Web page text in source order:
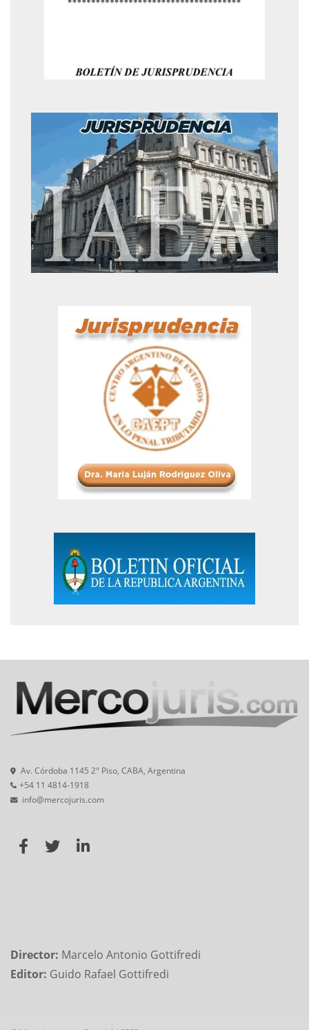
Av. Córdoba 1145 2° Piso, CABA, Argentina
+54 11 4814-1918
info@mercojuris.com
Director: Marcelo Antonio Gottifredi
Editor: Guido Rafael Gottifredi